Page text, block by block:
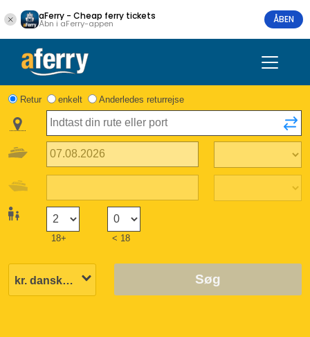
aFerry - Cheap ferry tickets
Åbn i aFerry-appen ÅBEN
Retur enkelt Anderledes returrejse
18+ < 18
Søg